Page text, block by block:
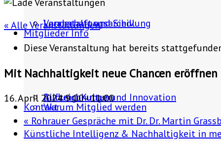
Landschaft und Siedlung
Bildung, Kultur und Innovation
Veranstaltungsarchiv
Aufzeichnungen
Mitglieder Info
Warum Mitglied werden
Kontakt
« Alle Veranstaltungen
Diese Veranstaltung hat bereits
Mit Nachhaltigkeit neue Chancen eröffnen
16. April 2024 9:00-11:00
« Rohrauer Gespräche mit Dr. Dr. Martin
Künstliche Intelligenz & Nachhaltigkeit in